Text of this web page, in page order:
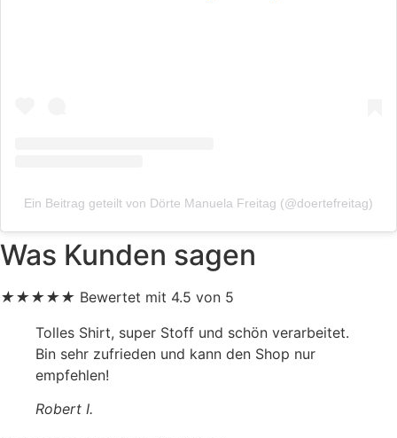
Ein Beitrag geteilt von Dörte Manuela Freitag (@doertefreitag)
Was Kunden sagen
★★★★★ Bewertet mit 4.5 von 5
Tolles Shirt, super Stoff und schön verarbeitet.
Bin sehr zufrieden und kann den Shop nur
empfehlen!
Robert I.